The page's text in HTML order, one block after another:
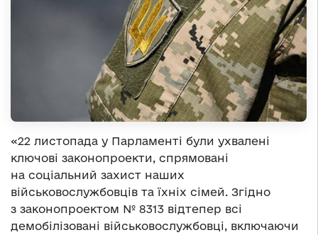
«22 листопада у Парламенті були ухвалені
ключові законопроекти, спрямовані
на соціальний захист наших
військовослужбовців та їхніх сімей. Згідно
з законопроектом № 8313 відтепер всі
демобілізовані військовослужбовці, включаючи